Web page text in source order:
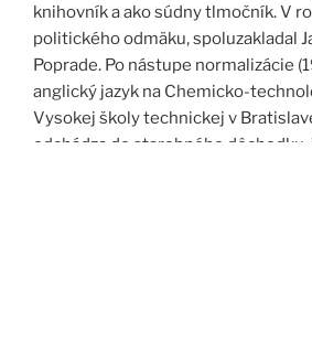
knihovník a ako súdny tlmočník. V
politického odmäku, spoluzakladal
Poprade. Po nástupe normalizácie
anglický jazyk na Chemicko-
Vysokej školy technickej v
odchádza do starobného